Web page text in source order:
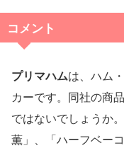
コメント
プリマハムは、ハム
カーです。同社の商
ではないでしょうか
薫」、「ハーフベー